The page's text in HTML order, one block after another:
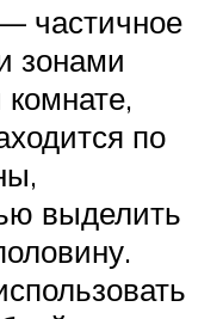
частичное
зонами
по
выделить